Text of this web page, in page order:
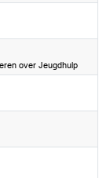
over Jeugdhulp